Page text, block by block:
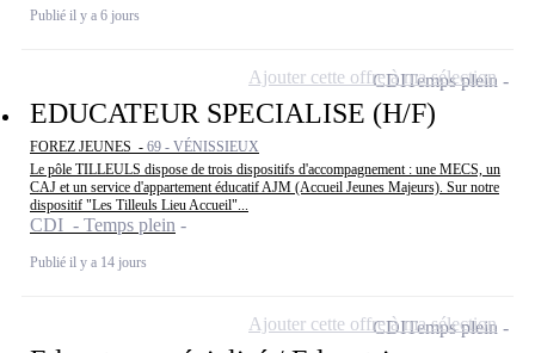
Publié il y a 6 jours
EDUCATEUR SPECIALISE (H/F)
FOREZ JEUNES - 69 - VÉNISSIEUX
Le pôle TILLEULS dispose de trois dispositifs d'accompagnement : une MECS, un
CAJ et un service d'appartement éducatif AJM (Accueil Jeunes Majeurs). Sur notre
dispositif "Les Tilleuls Lieu Accueil"...
CDI - Temps plein
Publié il y a 14 jours
CDITemps plein
Ajouter cette offre à ma sélection
CDITemps plein
Ajouter cette offre à ma sélection